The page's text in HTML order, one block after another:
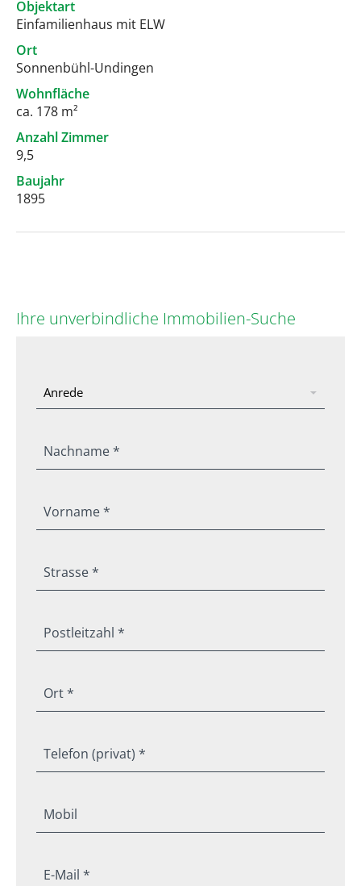
Objektart
Einfamilienhaus mit ELW
Ort
Sonnenbühl-Undingen
Wohnfläche
ca. 178 m²
Anzahl Zimmer
9,5
Baujahr
1895
Ihre unverbindliche Immobilien-Suche
Nachname *
Vorname *
Strasse *
Postleitzahl *
Ort *
Telefon (privat) *
Mobil
E-Mail *